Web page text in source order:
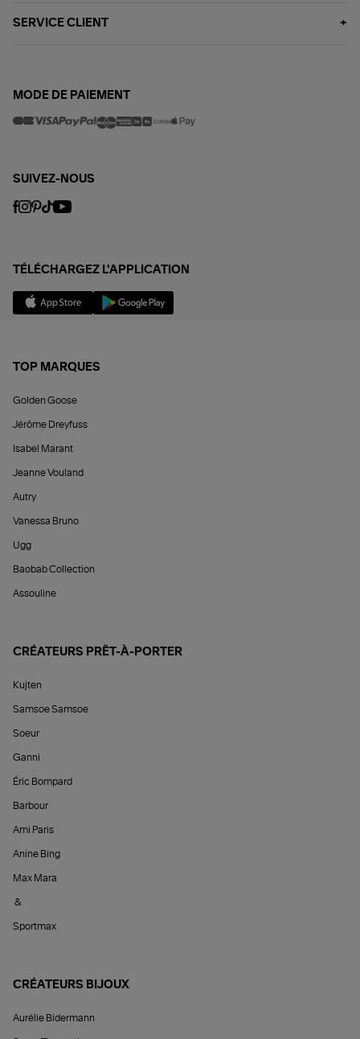
SERVICE CLIENT
MODE DE PAIEMENT
SUIVEZ-NOUS
TÉLÉCHARGEZ L'APPLICATION
TOP MARQUES
Golden Goose
Jérôme Dreyfuss
Isabel Marant
Jeanne Vouland
Autry
Vanessa Bruno
Ugg
Baobab Collection
Assouline
CRÉATEURS PRÊT-À-PORTER
Kujten
Samsoe Samsoe
Soeur
Ganni
Éric Bompard
Barbour
Ami Paris
Anine Bing
Max Mara
&
Sportmax
CRÉATEURS BIJOUX
Aurélie Bidermann